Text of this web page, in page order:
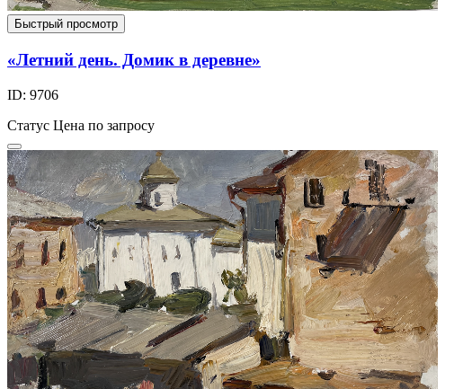
Быстрый просмотр
«Летний день. Домик в деревне»
ID: 9706
Статус Цена по запросу